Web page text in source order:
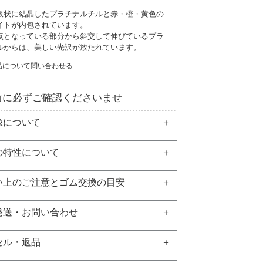
状に結晶したプラチナルチルと赤・橙・黄色の
トが内包されています。
となっている部分から斜交して伸びているプラ
からは、美しい光沢が放たれています。
について問い合わせる
に必ずご確認くださいませ
について
特性について
上のご注意とゴム交換の目安
送・お問い合わせ
ル・返品